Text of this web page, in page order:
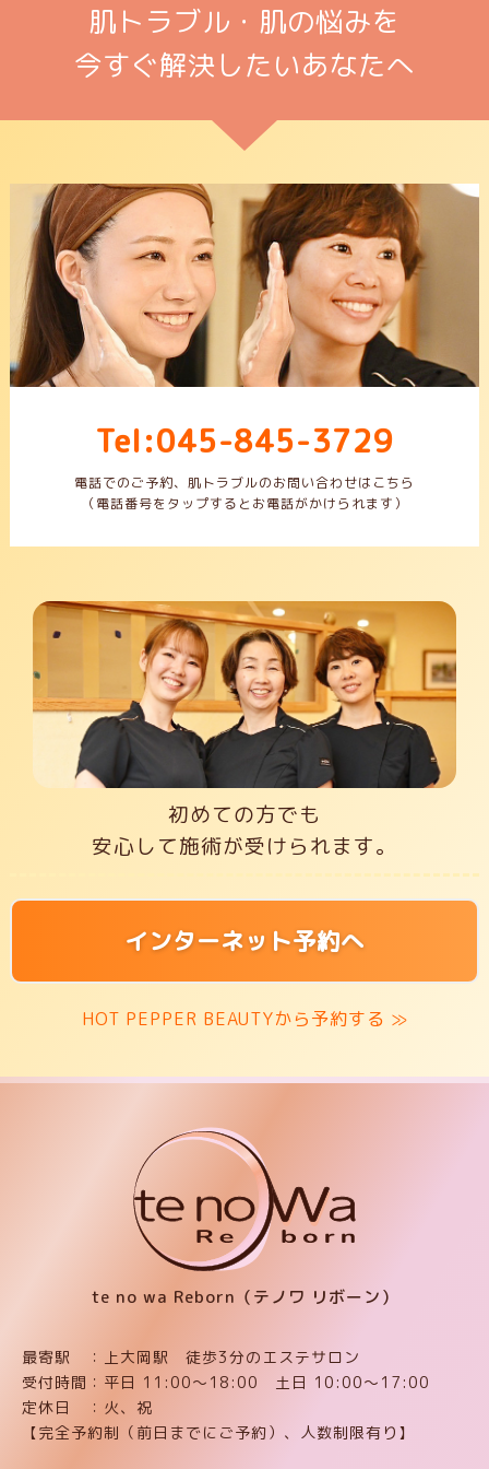
肌トラブル・肌の悩みを
今すぐ解決したいあなたへ
Tel:045-845-3729
電話でのご予約、肌トラブルのお問い合わせはこちら
（電話番号をタップするとお電話がかけられます）
初めての方でも
安心して施術が受けられます。
インターネット予約へ
HOT PEPPER BEAUTYから予約する ≫
te no wa Reborn（テノワ リボーン）
最寄駅 ：上大岡駅 徒歩3分のエステサロン
受付時間：平日 11:00〜18:00 土日 10:00〜17:00
定休日 ：火、祝
【完全予約制（前日までにご予約）、人数制限有り】